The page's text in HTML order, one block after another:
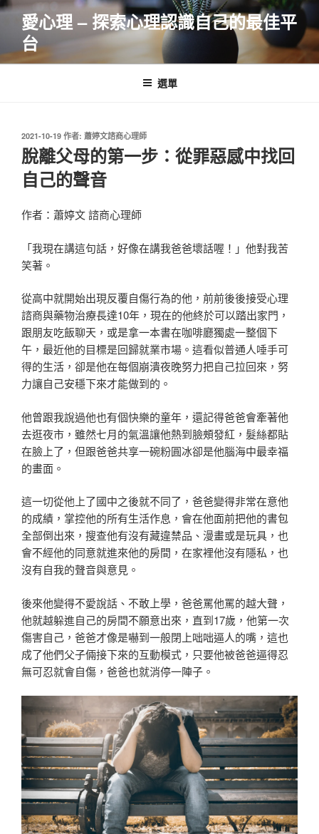
跳
要
愛心理 – 探索心理認識自己的最佳平
台
選單
發
佈
於
2021-10-19 作者: 蕭婷文諮商心理師
脫離父母的第一步：從罪惡感中找回
自己的聲音
作者：蕭婷文 諮商心理師
「我現在講這句話，好像在講我爸爸壞話喔！」他對我苦
笑著。
從高中就開始出現反覆自傷行為的他，前前後後接受心理
諮商與藥物治療長達10年，現在的他終於可以踏出家門，
跟朋友吃飯聊天，或是拿一本書在咖啡廳獨處一整個下
午，最近他的目標是回歸就業市場。這看似普通人唾手可
得的生活，卻是他在每個崩潰夜晚努力把自己拉回來，努
力讓自己安穩下來才能做到的。
他曾跟我說過他也有個快樂的童年，還記得爸爸會牽著他
去逛夜市，雖然七月的氣溫讓他熱到臉頰發紅，髮絲都貼
在臉上了，但跟爸爸共享一碗粉圓冰卻是他腦海中最幸福
的畫面。
這一切從他上了國中之後就不同了，爸爸變得非常在意他
的成績，掌控他的所有生活作息，會在他面前把他的書包
全部倒出來，搜查他有沒有藏違禁品、漫畫或是玩具，也
會不經他的同意就進來他的房間，在家裡他沒有隱私，也
沒有自我的聲音與意見。
後來他變得不愛說話、不敢上學，爸爸罵他罵的越大聲，
他就越躲進自己的房間不願意出來，直到17歲，他第一次
傷害自己，爸爸才像是嚇到一般閉上咄咄逼人的嘴，這也
成了他們父子倆接下來的互動模式，只要他被爸爸逼得忍
無可忍就會自傷，爸爸也就消停一陣子。